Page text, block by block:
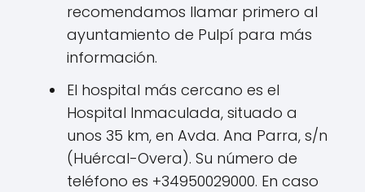
recomendamos llamar primero al
ayuntamiento de Pulpí para más
información.
El hospital más cercano es el
Hospital Inmaculada, situado a
unos 35 km, en Avda. Ana Parra, s/n
(Huércal-Overa). Su número de
teléfono es +34950029000. En caso